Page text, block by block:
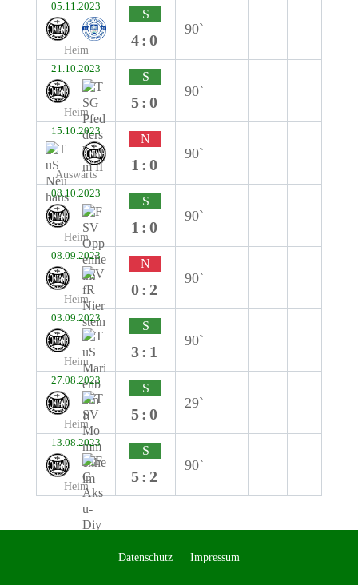
05.11.2023
Heim
S
4:0
90`
21.10.2023
Heim
S
5:0
90`
15.10.2023
Auswärts
N
1:0
90`
08.10.2023
Heim
S
1:0
90`
08.09.2023
Heim
N
0:2
90`
03.09.2023
Heim
S
3:1
90`
27.08.2023
Heim
S
5:0
29`
13.08.2023
Heim
S
5:2
90`
Datenschutz Impressum